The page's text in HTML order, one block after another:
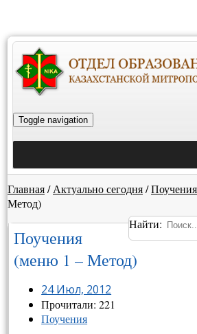
Toggle navigation
Главная/ Актуально сегодня/Поучения
Метод)
Найти:
Поучения
(меню 1 – Метод)
24 Июл, 2012
Прочитали: 221
Поучения